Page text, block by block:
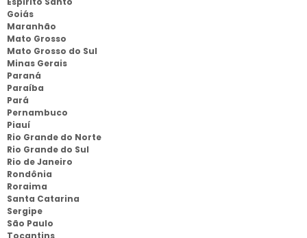
Goiás
Maranhão
Mato Grosso
Mato Grosso do Sul
Minas Gerais
Paraná
Paraíba
Pará
Pernambuco
Piauí
Rio Grande do Norte
Rio Grande do Sul
Rio de Janeiro
Rondônia
Roraima
Santa Catarina
Sergipe
São Paulo
Tocantins